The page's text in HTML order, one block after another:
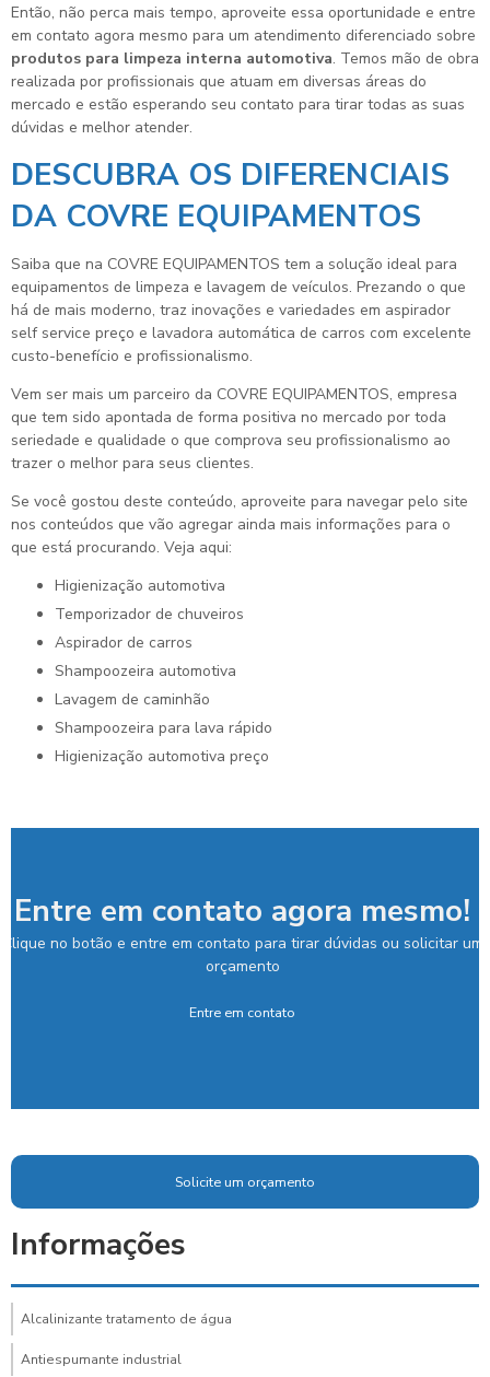
Então, não perca mais tempo, aproveite essa oportunidade e entre
em contato agora mesmo para um atendimento diferenciado sobre
produtos para limpeza interna automotiva. Temos mão de obra
realizada por profissionais que atuam em diversas áreas do
mercado e estão esperando seu contato para tirar todas as suas
dúvidas e melhor atender.
DESCUBRA OS DIFERENCIAIS
DA COVRE EQUIPAMENTOS
Saiba que na COVRE EQUIPAMENTOS tem a solução ideal para
equipamentos de limpeza e lavagem de veículos. Prezando o que
há de mais moderno, traz inovações e variedades em aspirador
self service preço e lavadora automática de carros com excelente
custo-benefício e profissionalismo.
Vem ser mais um parceiro da COVRE EQUIPAMENTOS, empresa
que tem sido apontada de forma positiva no mercado por toda
seriedade e qualidade o que comprova seu profissionalismo ao
trazer o melhor para seus clientes.
Se você gostou deste conteúdo, aproveite para navegar pelo site
nos conteúdos que vão agregar ainda mais informações para o
que está procurando. Veja aqui:
higienização automotiva
temporizador de chuveiros
aspirador de carros
shampoozeira automotiva
lavagem de caminhão
shampoozeira para lava rápido
higienização automotiva preço
Entre em contato agora mesmo!
Clique no botão e entre em contato para tirar dúvidas ou solicitar um
orçamento
Entre em contato
Solicite um orçamento
Informações
Alcalinizante tratamento de água
Antiespumante industrial